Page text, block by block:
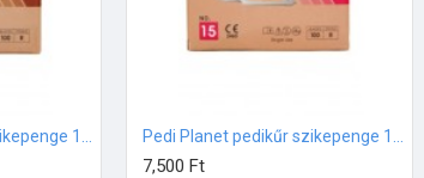
7,500 Ft